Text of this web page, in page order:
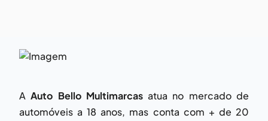
AAuto Bello Multimarcasatua no mercado de
automóveis a 18 anos, mas conta com + de 20